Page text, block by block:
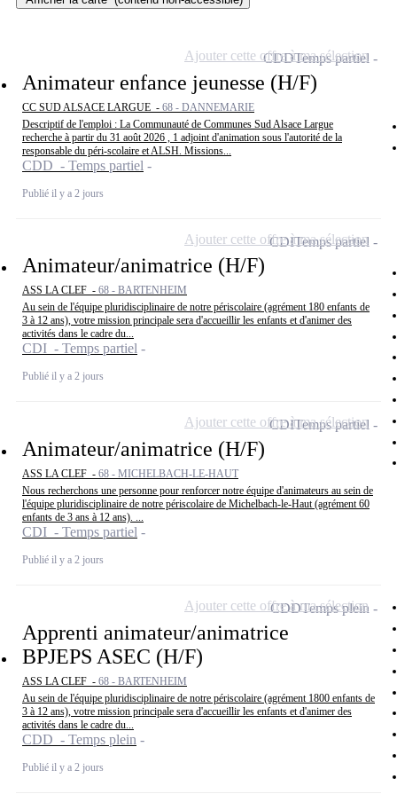
Animateur enfance jeunesse (H/F)
CC SUD ALSACE LARGUE - 68 - DANNEMARIE
Descriptif de l'emploi : La Communauté de Communes Sud Alsace Largue
recherche à partir du 31 août 2026 , 1 adjoint d'animation sous l'autorité de la
responsable du péri-scolaire et ALSH. Missions...
CDD - Temps partiel
Publié il y a 2 jours
CDDTemps partiel
Ajouter cette offre à ma sélection
Animateur/animatrice (H/F)
ASS LA CLEF - 68 - BARTENHEIM
Au sein de l'équipe pluridisciplinaire de notre périscolaire (agrément 180 enfants de
3 à 12 ans), votre mission principale sera d'accueillir les enfants et d'animer des
activités dans le cadre du...
CDI - Temps partiel
Publié il y a 2 jours
CDITemps partiel
Ajouter cette offre à ma sélection
Animateur/animatrice (H/F)
ASS LA CLEF - 68 - MICHELBACH-LE-HAUT
Nous recherchons une personne pour renforcer notre équipe d'animateurs au sein de
l'équipe pluridisciplinaire de notre périscolaire de Michelbach-le-Haut (agrément 60
enfants de 3 ans à 12 ans). ...
CDI - Temps partiel
Publié il y a 2 jours
CDITemps partiel
Ajouter cette offre à ma sélection
Apprenti animateur/animatrice
BPJEPS ASEC (H/F)
ASS LA CLEF - 68 - BARTENHEIM
Au sein de l'équipe pluridisciplinaire de notre périscolaire (agrément 1800 enfants de
3 à 12 ans), votre mission principale sera d'accueillir les enfants et d'animer des
activités dans le cadre du...
CDD - Temps plein
Publié il y a 2 jours
CDDTemps plein
Ajouter cette offre à ma sélection